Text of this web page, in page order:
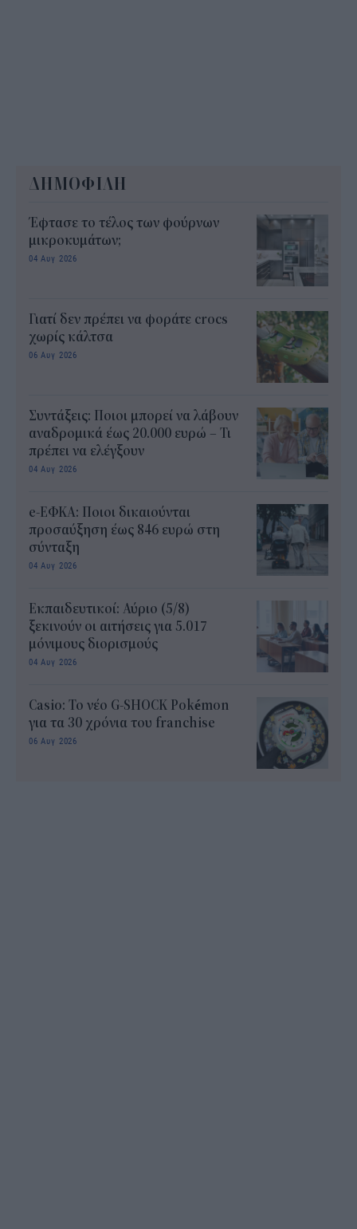
ΔΗΜΟΦΙΛΗ
Έφτασε το τέλος των φούρνων
μικροκυμάτων;
04 Αυγ 2026
Γιατί δεν πρέπει να φοράτε crocs
χωρίς κάλτσα
06 Αυγ 2026
Συντάξεις: Ποιοι μπορεί να λάβουν
αναδρομικά έως 20.000 ευρώ – Τι
πρέπει να ελέγξουν
04 Αυγ 2026
e-ΕΦΚΑ: Ποιοι δικαιούνται
προσαύξηση έως 846 ευρώ στη
σύνταξη
04 Αυγ 2026
Εκπαιδευτικοί: Αύριο (5/8)
ξεκινούν οι αιτήσεις για 5.017
μόνιμους διορισμούς
04 Αυγ 2026
Casio: Το νέο G-SHOCK Pokémon
για τα 30 χρόνια του franchise
06 Αυγ 2026